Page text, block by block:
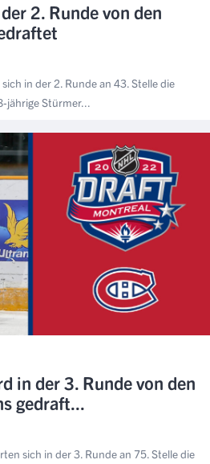
2. Runde von den
in der 2. Runde an 43. Stelle die
jährige Stürmer...
in der 3. Runde von den
gedraft...
sich in der 3. Runde an 75. Stelle die